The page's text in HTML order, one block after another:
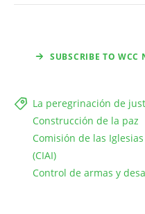
SUBSCRIBE TO WCC
La peregrinación de
Construcción de la paz
Comisión de las
(CIAI)
Control de armas y